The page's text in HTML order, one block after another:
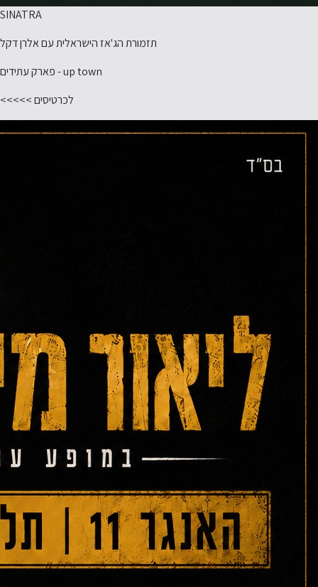
SINATRA
תזמורת הג'אז הישראלית עם אלרן דקל
up town - פארק עתידים
לכרטיסים >>>>>